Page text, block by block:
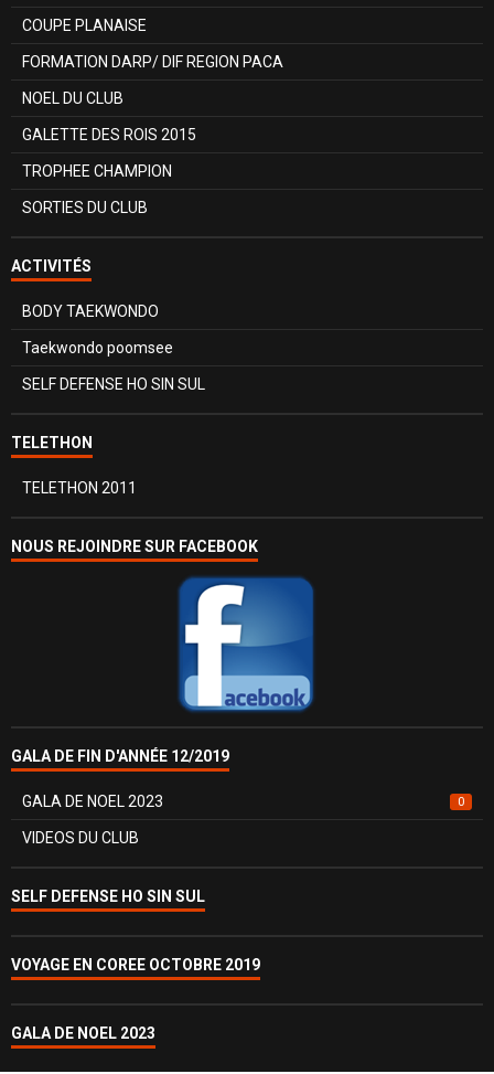
COUPE PLANAISE
FORMATION DARP/ DIF REGION PACA
NOEL DU CLUB
GALETTE DES ROIS 2015
TROPHEE CHAMPION
SORTIES DU CLUB
ACTIVITÉS
BODY TAEKWONDO
Taekwondo poomsee
SELF DEFENSE HO SIN SUL
TELETHON
TELETHON 2011
NOUS REJOINDRE SUR FACEBOOK
GALA DE FIN D'ANNÉE 12/2019
GALA DE NOEL 2023 0
VIDEOS DU CLUB
SELF DEFENSE HO SIN SUL
VOYAGE EN COREE OCTOBRE 2019
GALA DE NOEL 2023